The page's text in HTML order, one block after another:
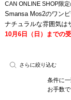
CAN ONLINE SHOP限定
Smansa Mos2のワン
ナチュラルな雰囲気は
10月6日（日）までの
さらに絞り込む
条件に
お手数